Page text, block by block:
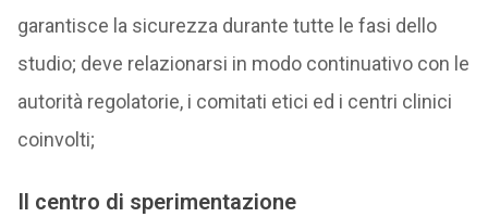
garantisce la sicurezza durante tutte le fasi dello
studio; deve relazionarsi in modo continuativo con le
autorità regolatorie, i comitati etici ed i centri clinici
coinvolti;
Il centro di sperimentazione